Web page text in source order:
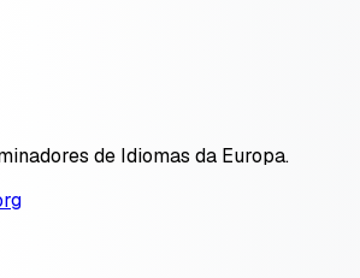
de Idiomas da Europa.